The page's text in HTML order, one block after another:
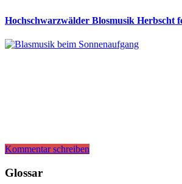
Hochschwarzwälder Blosmusik Herbscht
Kommentar schreiben
Glossar